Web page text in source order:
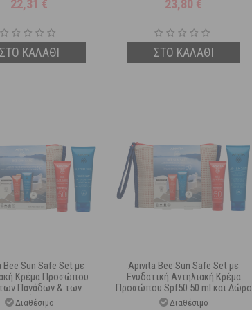
Προβιοτικ...
22,31 €
ΣΤΟ ΚΑΛΑΘΙ
23,80 €
ΣΤΟ ΚΑΛΑΘΙ
Sun Safe Set με
Κρέμα Προσώπου
Πανάδων & των
με Χρώμα Spf50 50 ml
Διαθέσιμο
Apivita Bee Sun Safe Set με
Ενυδατική Αντηλιακή Κρέμα
Προσώπου Spf50 50 ml και Δώρο
After Sun 100 ml
Διαθέσιμο